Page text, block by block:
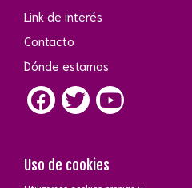
Link de interés
Contacto
Dónde estamos
Uso de cookies